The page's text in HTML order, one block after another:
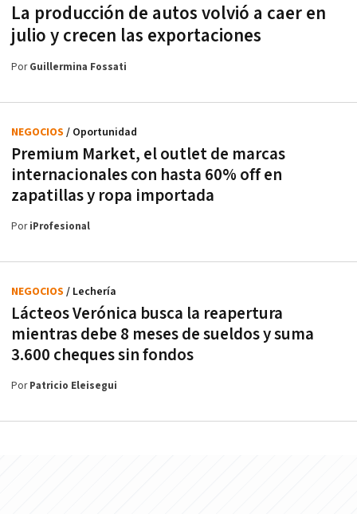
La producción de autos volvió a caer en
julio y crecen las exportaciones
PorGuillermina Fossati
Premium Market, el outlet de marcas
internacionales con hasta 60% off en
zapatillas y ropa importada
NEGOCIOS / Oportunidad
PoriProfesional
Lácteos Verónica busca la reapertura
mientras debe 8 meses de sueldos y suma
3.600 cheques sin fondos
NEGOCIOS / Lechería
PorPatricio Eleisegui